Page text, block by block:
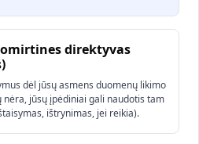
direktyvas
dėl jūsų asmens duomenų likimo
nėra, jūsų įpėdiniai gali naudotis tam
ištrynimas, jei reikia).